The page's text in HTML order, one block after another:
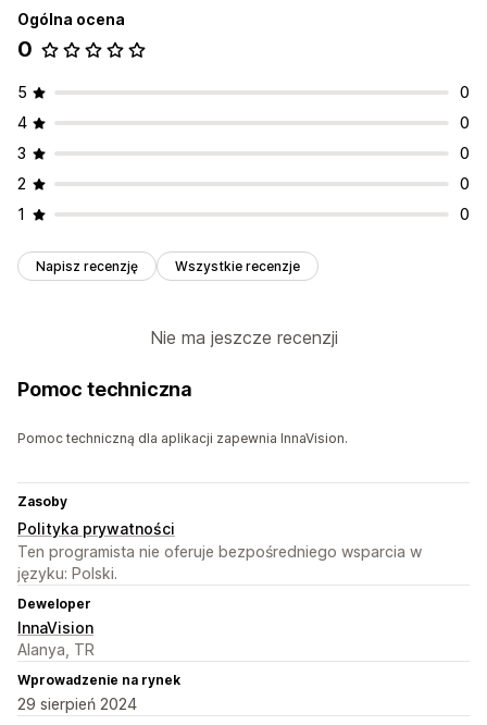
Pozycja ikony
Strona kolekcji
Ogólna ocena
0
5
0
4
0
3
0
2
0
1
0
Napisz recenzję Wszystkie recenzje
Nie ma jeszcze recenzji
Pomoc techniczna
Pomoc techniczną dla aplikacji zapewnia InnaVision.
Zasoby
Polityka prywatności
Ten programista nie oferuje bezpośredniego wsparcia w
języku: Polski.
Deweloper
InnaVision
Alanya, TR
Wprowadzenie na rynek
29 sierpień 2024